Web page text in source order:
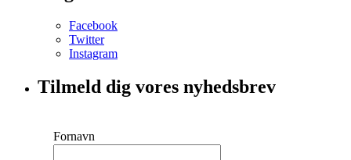
Facebook
Twitter
Instagram
Tilmeld dig vores nyhedsbrev
Fornavn